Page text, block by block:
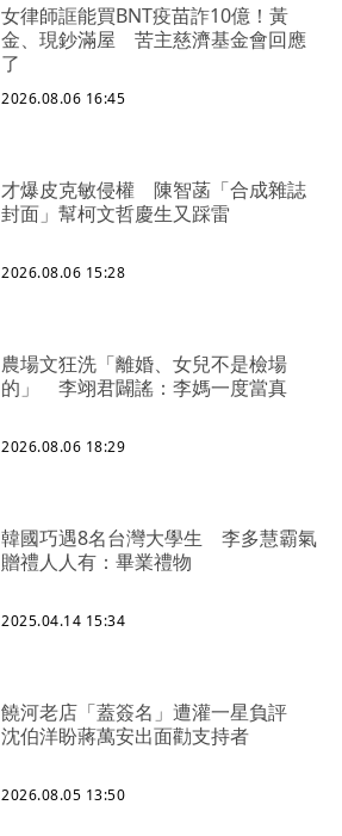
女律師誆能買BNT疫苗詐10億！黃
金、現鈔滿屋 苦主慈濟基金會回應
了
2026.08.06 16:45
才爆皮克敏侵權 陳智菡「合成雜誌
封面」幫柯文哲慶生又踩雷
2026.08.06 15:28
農場文狂洗「離婚、女兒不是檢場
的」 李翊君闢謠：李媽一度當真
2026.08.06 18:29
韓國巧遇8名台灣大學生 李多慧霸氣
贈禮人人有：畢業禮物
2025.04.14 15:34
饒河老店「蓋簽名」遭灌一星負評
沈伯洋盼蔣萬安出面勸支持者
2026.08.05 13:50